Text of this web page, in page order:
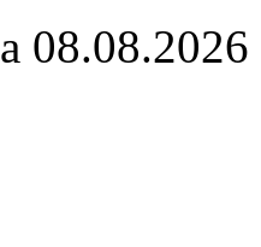
08.08.2026